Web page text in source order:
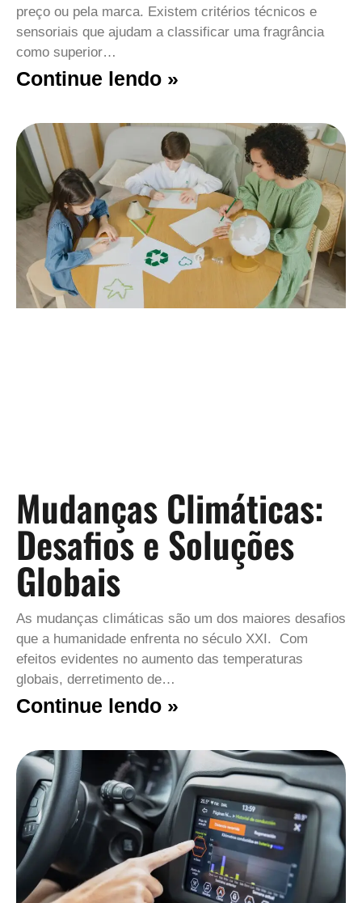
preço ou pela marca. Existem critérios técnicos e
sensoriais que ajudam a classificar uma fragrância
como superior…
Continue lendo »
Mudanças Climáticas:
Desafios e Soluções
Globais
As mudanças climáticas são um dos maiores desafios
que a humanidade enfrenta no século XXI. Com
efeitos evidentes no aumento das temperaturas
globais, derretimento de…
Continue lendo »